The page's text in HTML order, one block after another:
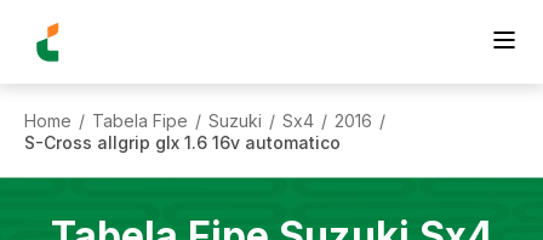
Home / Tabela Fipe / Suzuki / Sx4 / 2016 /
S-Cross allgrip glx 1.6 16v automatico